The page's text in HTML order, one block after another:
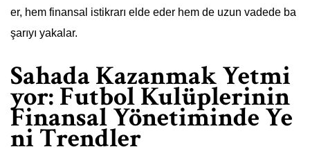
er, hem finansal istikrarı elde eder hem de uzun vadede ba
şarıyı yakalar.
Sahada Kazanmak Yetmi
yor: Futbol Kulüplerinin
Finansal Yönetiminde Ye
ni Trendler